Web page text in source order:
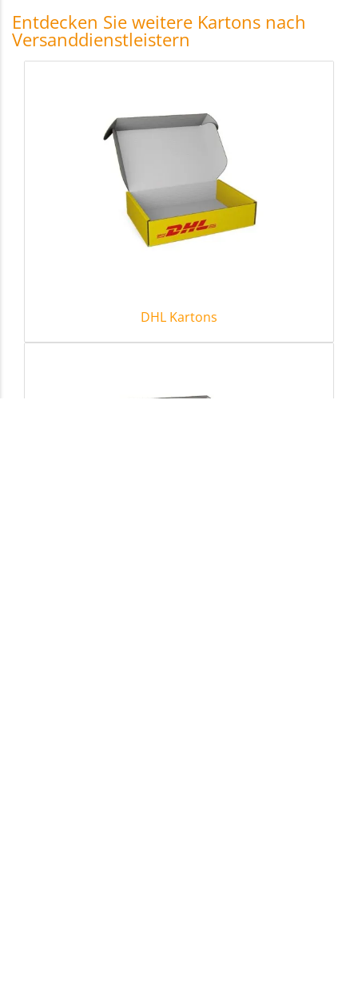
Entdecken Sie weitere Kartons nach
Versanddienstleistern
DHL Kartons